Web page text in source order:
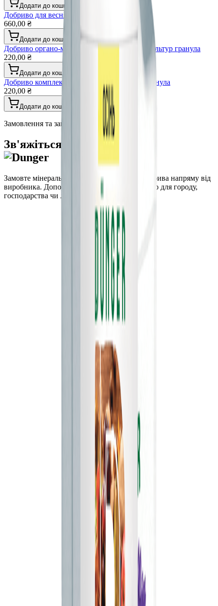
Додати до кошика
Добриво для весняних квітів та зелені
660,00 ₴
Додати до кошика
Добриво органо-мінеральне для всіх типів культур гранула
220,00 ₴
Додати до кошика
Добриво комплексне осіннє універсальне гранула
220,00 ₴
Додати до кошика
Замовлення та запити
Зв'яжіться з нами
Замовте мінеральні та органо-мінеральні добрива напряму від
виробника. Допоможемо підібрати продукцію для городу,
господарства чи ландшафту.